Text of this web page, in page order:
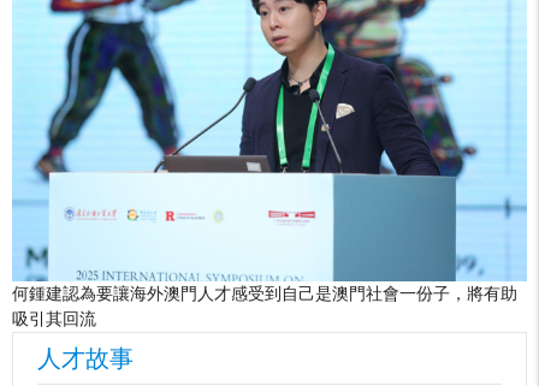
何鍾建認為要讓海外澳門人才感受到自己是澳門社會一份子，將有助
吸引其回流
人才故事